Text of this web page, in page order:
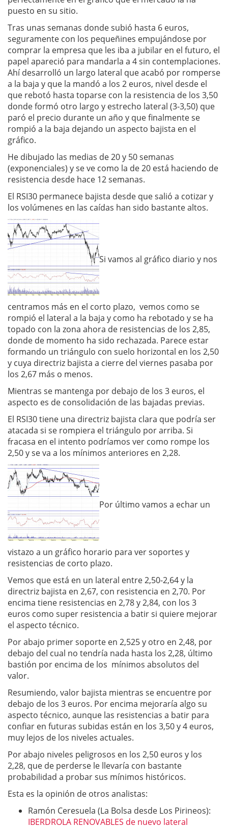
puesto en su sitio.
Tras unas semanas donde subió hasta 6 euros,
seguramente con los pequeñines empujándose por
comprar la empresa que les iba a jubilar en el futuro, el
papel apareció para mandarla a 4 sin contemplaciones.
Ahí desarrolló un largo lateral que acabó por romperse
a la baja y que la mandó a los 2 euros, nivel desde el
que rebotó hasta toparse con la resistencia de los 3,50
donde formó otro largo y estrecho lateral (3-3,50) que
paró el precio durante un año y que finalmente se
rompió a la baja dejando un aspecto bajista en el
gráfico.
He dibujado las medias de 20 y 50 semanas
(exponenciales) y se ve como la de 20 está haciendo de
resistencia desde hace 12 semanas.
El RSI30 permanece bajista desde que salió a cotizar y
los volúmenes en las caídas han sido bastante altos.
Si vamos al gráfico diario y nos
centramos más en el corto plazo, vemos como se
rompió el lateral a la baja y como ha rebotado y se ha
topado con la zona ahora de resistencias de los 2,85,
donde de momento ha sido rechazada. Parece estar
formando un triángulo con suelo horizontal en los 2,50
y cuya directriz bajista a cierre del viernes pasaba por
los 2,67 más o menos.
Mientras se mantenga por debajo de los 3 euros, el
aspecto es de consolidación de las bajadas previas.
El RSI30 tiene una directriz bajista clara que podría ser
atacada si se rompiera el triángulo por arriba. Si
fracasa en el intento podríamos ver como rompe los
2,50 y se va a los mínimos anteriores en 2,28.
Por último vamos a echar un
vistazo a un gráfico horario para ver soportes y
resistencias de corto plazo.
Vemos que está en un lateral entre 2,50-2,64 y la
directriz bajista en 2,67, con resistencia en 2,70. Por
encima tiene resistencias en 2,78 y 2,84, con los 3
euros como super resistencia a batir si quiere mejorar
el aspecto técnico.
Por abajo primer soporte en 2,525 y otro en 2,48, por
debajo del cual no tendría nada hasta los 2,28, último
bastión por encima de los mínimos absolutos del
valor.
Resumiendo, valor bajista mientras se encuentre por
debajo de los 3 euros. Por encima mejoraría algo su
aspecto técnico, aunque las resistencias a batir para
confiar en futuras subidas están en los 3,50 y 4 euros,
muy lejos de los niveles actuales.
Por abajo niveles peligrosos en los 2,50 euros y los
2,28, que de perderse le llevaría con bastante
probabilidad a probar sus mínimos históricos.
Esta es la opinión de otros analistas:
Ramón Ceresuela (La Bolsa desde Los Pirineos):
IBERDROLA RENOVABLES de nuevo lateral